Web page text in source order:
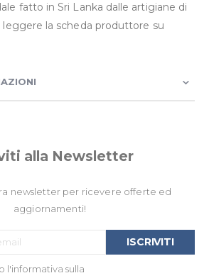
fatto in Sri Lanka dalle artigiane di
la scheda produttore su
alla Newsletter
newsletter per ricevere offerte ed
aggiornamenti!
Iscriviti
nostra
l'informativa sulla
ISCRIVITI